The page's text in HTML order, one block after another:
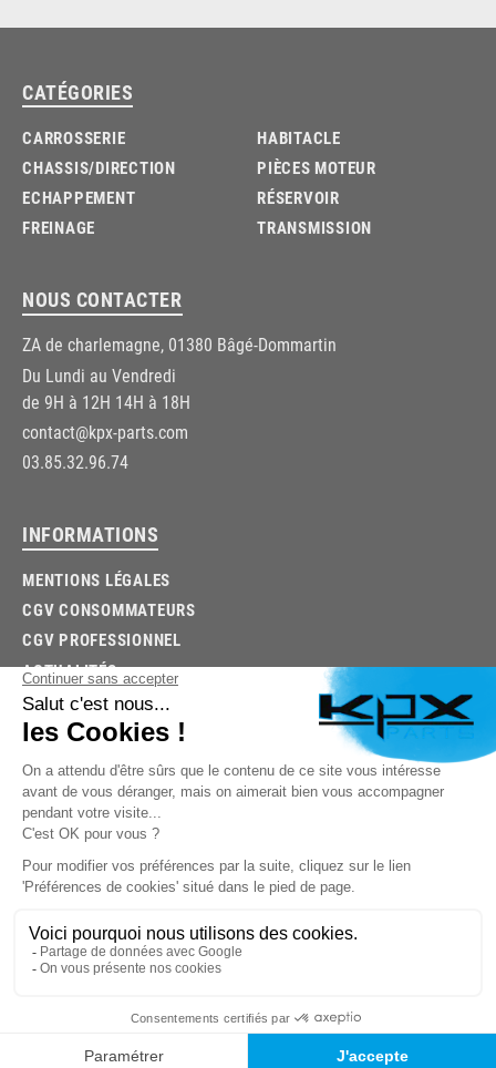
03.85.32.96.74
© 2026 -KPX PARTS- SITE CRÉÉ PARLET'S CLIC
CATÉGORIES
CARROSSERIE
CHASSIS/DIRECTION
ECHAPPEMENT
FREINAGE
HABITACLE
PIÈCES MOTEUR
RÉSERVOIR
TRANSMISSION
NOUS CONTACTER
ZA de charlemagne, 01380 Bâgé-Dommartin
Du Lundi au Vendredi
de 9H à 12H 14H à 18H
contact@kpx-parts.com
03.85.32.96.74
INFORMATIONS
MENTIONS LÉGALES
CGV CONSOMMATEURS
CGV PROFESSIONNEL
ACTUALITÉS
TROUVEZ LA BONNE PIÈCE RAPIDEMENT
03.85.32.96.74